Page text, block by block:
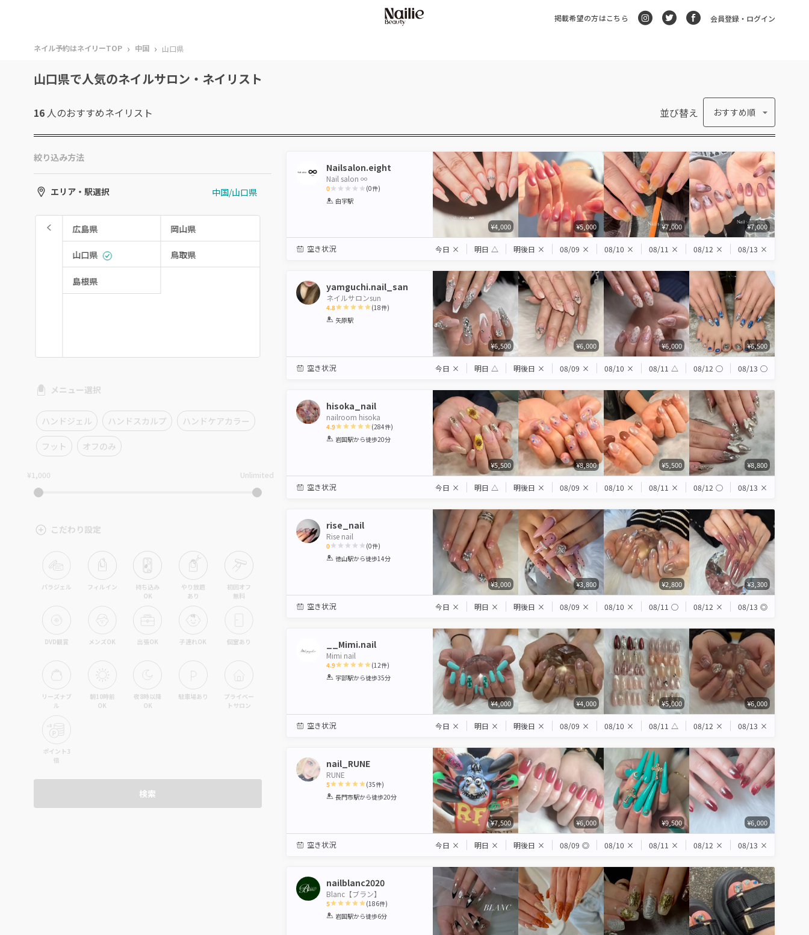
掲載希望の方はこちら 会員登録・ログイン
ネイル予約はネイリーTOP › 中国 › 山口県
山口県で人気のネイルサロン・ネイリスト
16 人のおすすめネイリスト 並び替え おすすめ順
絞り込み方法
エリア・駅選択 中国/山口県
広島県 岡山県
山口県 鳥取県
島根県
エリアから選ぶ
メニュー選択
ハンドジェル ハンドスカルプ ハンドケアカラー
フット オフのみ
¥1,000 Unlimited
こだわり設定
パラジェル フィルイン
持ち込み
OK
やり放題
あり
初回オフ
無料
DVD観賞 メンズOK 出張OK 子連れOK 個室あり
リーズナブ
ル
朝10時前
OK
夜8時以降
OK
駐車場あり
プライベー
トサロン
ポイント3
倍
検索
Nailsalon.eight
Nail salon ∞
0
1 2 3 4
(0件)
由宇駅
¥4,000 ¥5,000 ¥7,000 ¥7,000
空き状況 今日 × 明日 △ 明後日 × 08/09 × 08/10 × 08/11 × 08/12 × 08/13 ×
yamguchi.nail_san
ネイルサロンsun
4.8
1 2 3
(18件)
矢原駅
¥6,500 ¥6,000 ¥6,000 ¥6,500
空き状況 今日 × 明日 △ 明後日 × 08/09 × 08/10 × 08/11 △ 08/12 ◯ 08/13 ◯
hisoka_nail
nailroom hisoka
4.9
1 2 3 4 5
(284件)
岩国駅から徒歩20分
¥5,500 ¥8,800 ¥5,500 ¥8,800
空き状況 今日 × 明日 △ 明後日 × 08/09 × 08/10 × 08/11 × 08/12 ◯ 08/13 ×
rise_nail
Rise nail
0
1 2 3 4 5
(0件)
徳山駅から徒歩14分
¥3,000 ¥3,800 ¥2,800 ¥3,300
空き状況 今日 × 明日 × 明後日 × 08/09 × 08/10 × 08/11 ◯ 08/12 × 08/13 ◎
__Mimi.nail
Mimi nail
4.9
1 2 3 4 5
(12件)
宇部駅から徒歩35分
¥4,000 ¥4,000 ¥5,000 ¥6,000
空き状況 今日 × 明日 × 明後日 × 08/09 × 08/10 × 08/11 △ 08/12 × 08/13 ×
nail_RUNE
RUNE
5
1 2 3 4 5
(35件)
長門市駅から徒歩20分
¥7,500 ¥6,000 ¥9,500 ¥6,000
空き状況 今日 × 明日 × 明後日 × 08/09 ◎ 08/10 × 08/11 × 08/12 × 08/13 ×
nailblanc2020
Blanc【ブラン】
5
1 2 3 4 5
(186件)
岩国駅から徒歩6分